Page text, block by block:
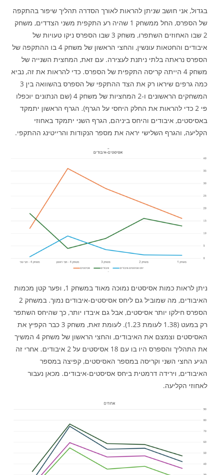
בגדול, אני חושב שניתן להראות לאורך הסדרה תהליך שיפור בהתקפה
של הספרס, החל ממשחק 1 שהיה רע התקפית משני הצדדים, משחק
2 שבו האחוזים השתפרו, משחק 3 שבו הספרס ניקו טעויות של
איבודים והחטאות עונשין, והחצי הראשון של משחק 4 בו ההתקפה של
הספרס נראתה בלתי ניתנת לעצירה. עם זאת, המחצית השנייה של
משחק 4 הייתה קריסה התקפית של הספרס. כדי להראות את זה, נביא
כמה גרפים שיראו רק את הצד ההתקפי של הספרס בהשוואה בין 3
המשחקים הראשונים ו-2 המחציות של משחק 4 (שם הנתונים יוכפלו
פי 2 כדי להראות את החלק היחסי על הגרף). הגרף הראשון יתמקד
באסיסטים, איבודים והיחס ביניהם, הגרף השני יתמקד באחוזי
הקליעה, והגרף השלישי יראה את מספר הנקודות והרייטינג ההתקפי.
ניתן לראות כמות אסיסטים נמוכה מאוד במשחק 1, ופער קטן מכמות
האיבודים, מה שמוביל גם ליחס אסיסטים-איבודים נמוך. במשחק 2
הספרס חילקו יותר אסיסטים, אבל גם איבדו יותר, כך שהיחס השתפר
רק במעט (1.38 לעומת 1.23). לעומת זאת, משחק 3 כבר הקפיץ את
האסיסטים וצמצם את האיבודים, והחצי הראשון של משחק 4 המשיך
את התהליך והספרס היו בו עם 18 אסיסטים על 2 איבודים. אחרי זה
הגיע החצי השני וקריסה במספר האסיסטים, קפיצה במספר
האיבודים, וירידה דרמטית ביחס אסיסטים-איבודים. מכאן נעבור
לאחוזי הקליעה.